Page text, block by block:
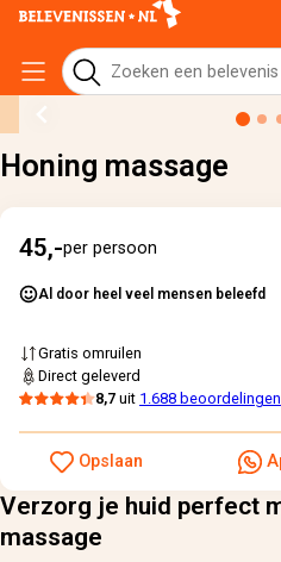
› Honing massage
Honing massage
Verzorg je huid perfect
massage
45,-per persoon
Al door heel veel mensen beleefd
Gratis omruilen
Direct geleverd
8,7 uit 1.688 beoordelingen
Opslaan